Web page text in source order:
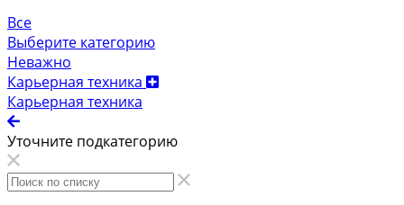
Все
Выберите категорию
Неважно
Карьерная техника
Карьерная техника
Уточните подкатегорию